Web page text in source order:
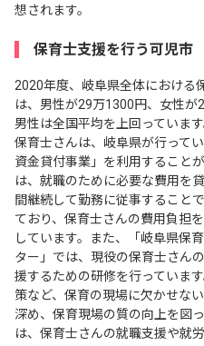
想されます。
保育士支援を行う可児市
2020年度、岐阜県全体における
は、男性が29万1300円、女性が
男性は全国平均を上回っていま
保育士さんは、岐阜県が行って
資金貸付事業」を利用すること
は、就職のために必要な費用を
間継続して勤務に従事すること
ており、保育士さんの費用負担
しています。また、「岐阜県保
ター」では、現役の保育士さん
援するための研修を行っていま
策など、保育の現場に欠かせな
深め、保育現場の質の向上を図
は、保育士さんの就職支援や就